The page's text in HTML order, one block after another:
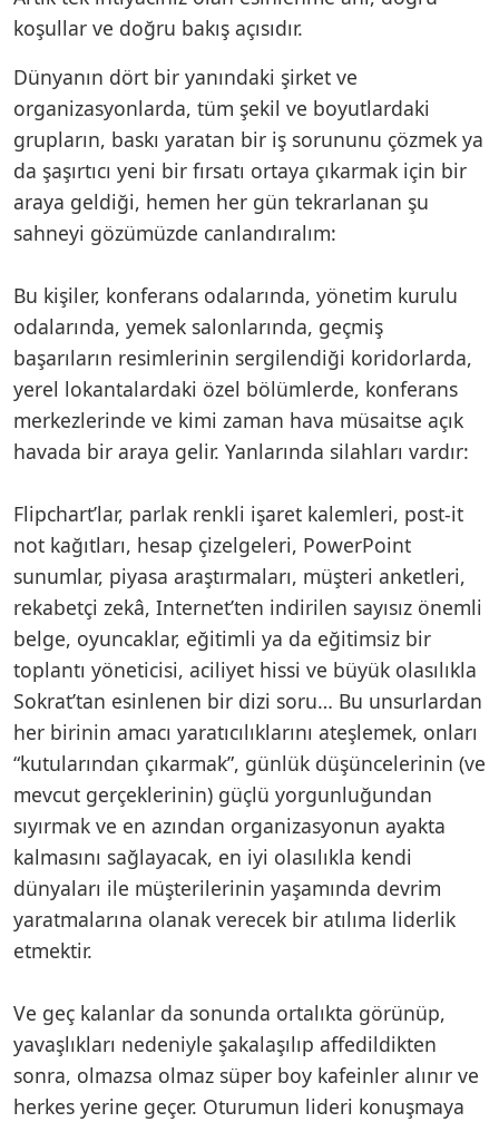
koşullar ve doğru bakış açısıdır.
Dünyanın dört bir yanındaki şirket ve
organizasyonlarda, tüm şekil ve boyutlardaki
grupların, baskı yaratan bir iş sorununu çözmek ya
da şaşırtıcı yeni bir fırsatı ortaya çıkarmak için bir
araya geldiği, hemen her gün tekrarlanan şu
sahneyi gözümüzde canlandıralım:
Bu kişiler, konferans odalarında, yönetim kurulu
odalarında, yemek salonlarında, geçmiş
başarıların resimlerinin sergilendiği koridorlarda,
yerel lokantalardaki özel bölümlerde, konferans
merkezlerinde ve kimi zaman hava müsaitse açık
havada bir araya gelir. Yanlarında silahları vardır:
Flipchart’lar, parlak renkli işaret kalemleri, post-it
not kağıtları, hesap çizelgeleri, PowerPoint
sunumlar, piyasa araştırmaları, müşteri anketleri,
rekabetçi zekâ, Internet’ten indirilen sayısız önemli
belge, oyuncaklar, eğitimli ya da eğitimsiz bir
toplantı yöneticisi, aciliyet hissi ve büyük olasılıkla
Sokrat’tan esinlenen bir dizi soru… Bu unsurlardan
her birinin amacı yaratıcılıklarını ateşlemek, onları
“kutularından çıkarmak”, günlük düşüncelerinin (ve
mevcut gerçeklerinin) güçlü yorgunluğundan
sıyırmak ve en azından organizasyonun ayakta
kalmasını sağlayacak, en iyi olasılıkla kendi
dünyaları ile müşterilerinin yaşamında devrim
yaratmalarına olanak verecek bir atılıma liderlik
etmektir.
Ve geç kalanlar da sonunda ortalıkta görünüp,
yavaşlıkları nedeniyle şakalaşılıp affedildikten
sonra, olmazsa olmaz süper boy kafeinler alınır ve
herkes yerine geçer. Oturumun lideri konuşmaya